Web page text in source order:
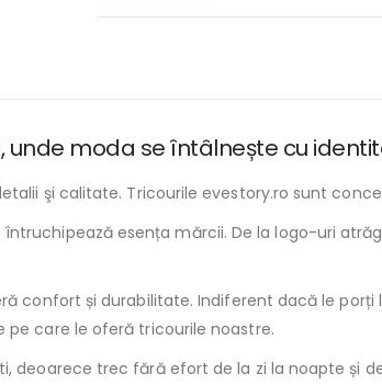
unde moda se întâlnește cu
şi calitate. Tricourile evestory.ro sunt
esența mărcii. De la logo-uri
confort și durabilitate. Indiferent dacă le
care le oferă tricourile noastre.
deoarece trec fără efort de la zi la noapte și